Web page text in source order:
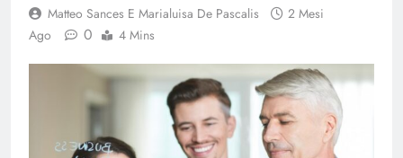
Matteo Sances E Marialuisa De Pascalis
2 Mesi
Ago
0 4 Mins